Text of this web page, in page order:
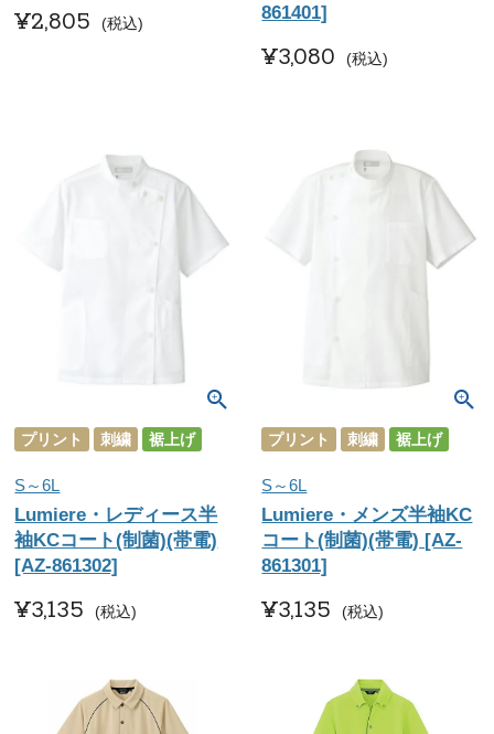
¥2,805 税込
861401]
¥3,080 税込
プリント 刺繍 裾上げ
S～6L
Lumiere・レディース半
袖KCコート(制菌)(帯電)
[AZ-861302]
¥3,135 税込
プリント 刺繍 裾上げ
S～6L
Lumiere・メンズ半袖KC
コート(制菌)(帯電) [AZ-
861301]
¥3,135 税込